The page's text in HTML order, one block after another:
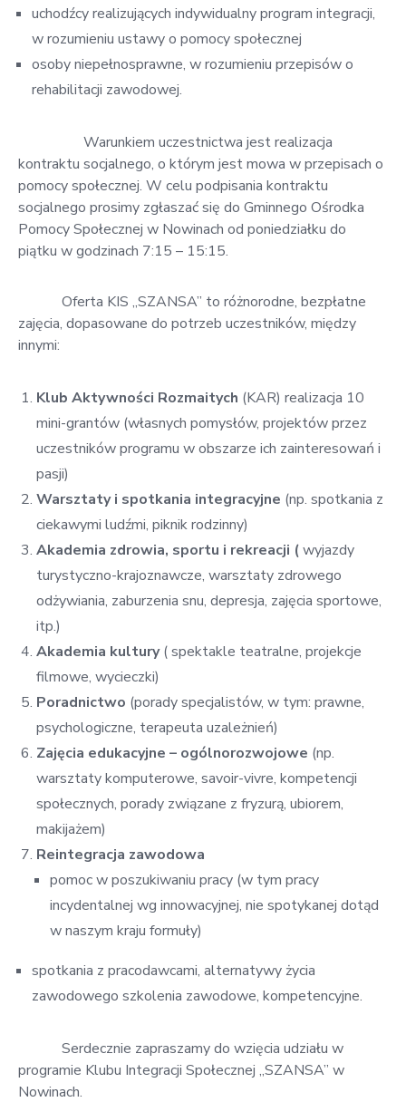
uchodźcy realizujących indywidualny program integracji,
w rozumieniu ustawy o pomocy społecznej
osoby niepełnosprawne, w rozumieniu przepisów o
rehabilitacji zawodowej.
Warunkiem uczestnictwa jest realizacja
kontraktu socjalnego, o którym jest mowa w przepisach o
pomocy społecznej. W celu podpisania kontraktu
socjalnego prosimy zgłaszać się do Gminnego Ośrodka
Pomocy Społecznej w Nowinach od poniedziałku do
piątku w godzinach 7:15 – 15:15.
Oferta KIS „SZANSA” to różnorodne, bezpłatne
zajęcia, dopasowane do potrzeb uczestników, między
innymi:
Klub Aktywności Rozmaitych (KAR) realizacja 10
mini-grantów (własnych pomysłów, projektów przez
uczestników programu w obszarze ich zainteresowań i
pasji)
Warsztaty i spotkania integracyjne (np. spotkania z
ciekawymi ludźmi, piknik rodzinny)
Akademia zdrowia, sportu i rekreacji (wyjazdy
turystyczno-krajoznawcze, warsztaty zdrowego
odżywiania, zaburzenia snu, depresja, zajęcia sportowe,
itp.)
Akademia kultury( spektakle teatralne, projekcje
filmowe, wycieczki)
Poradnictwo (porady specjalistów, w tym: prawne,
psychologiczne, terapeuta uzależnień)
Zajęcia edukacyjne – ogólnorozwojowe (np.
warsztaty komputerowe, savoir-vivre, kompetencji
społecznych, porady związane z fryzurą, ubiorem,
makijażem)
Reintegracja zawodowa
pomoc w poszukiwaniu pracy (w tym pracy
incydentalnej wg innowacyjnej, nie spotykanej dotąd
w naszym kraju formuły)
spotkania z pracodawcami, alternatywy życia
zawodowego szkolenia zawodowe, kompetencyjne.
Serdecznie zapraszamy do wzięcia udziału w
programie Klubu Integracji Społecznej „SZANSA” w
Nowinach.